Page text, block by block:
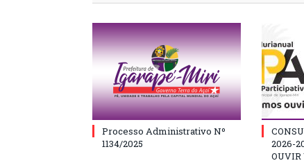
Processo Administrativo Nº
1134/2025
2026-
OUVIR